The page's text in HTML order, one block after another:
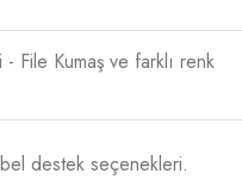
File Kumaş ve farklı renk
destek seçenekleri.